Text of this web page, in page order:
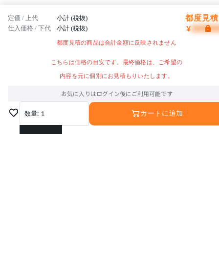
定価 / 上代 小計 (税抜) 都度見
仕入価格 / 下代 小計 (税抜) ¥
都度見積の商品は合計金額に反映されません
こちらは価格の目安です。最終価格は、ご希望の
内容を元に個別にお見積もりいたします。
お気に入りはログイン後にご利用可能です
数量: 1
1
カートに追加